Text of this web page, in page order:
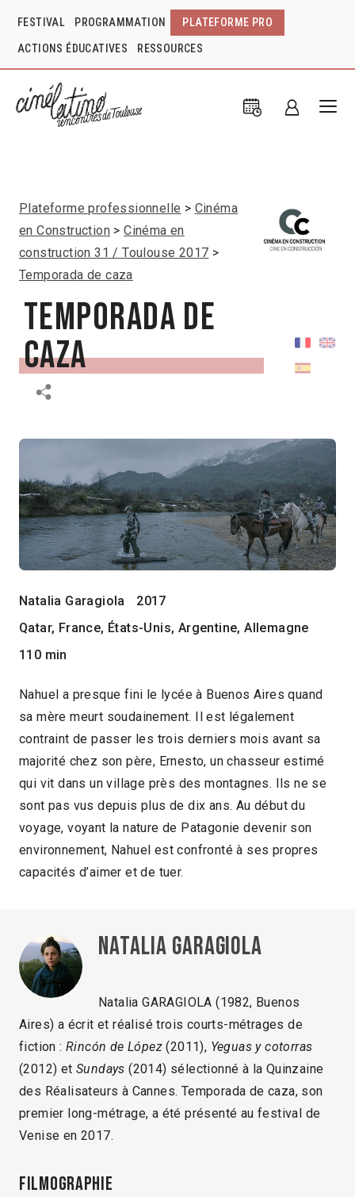
FESTIVAL PROGRAMMATION PLATEFORME PRO
ACTIONS ÉDUCATIVES RESSOURCES
Plateforme professionnelle
Cinéma
en Construction
Cinéma en
construction 31 / Toulouse 2017
Temporada de caza
Temporada de
caza
Natalia Garagiola
2017
Qatar, France, États-Unis, Argentine, Allemagne
110 min
Nahuel a presque fini le lycée à Buenos Aires quand
sa mère meurt soudainement. Il est légalement
contraint de passer les trois derniers mois avant sa
majorité chez son père, Ernesto, un chasseur estimé
qui vit dans un village près des montagnes. Ils ne se
sont pas vus depuis plus de dix ans. Au début du
voyage, voyant la nature de Patagonie devenir son
environnement, Nahuel est confronté à ses propres
capacités d’aimer et de tuer.
Natalia Garagiola
Natalia GARAGIOLA (1982, Buenos
Aires) a écrit et réalisé trois courts-métrages de
fiction :Rincón de López (2011), Yeguas y cotorras
(2012) etSundays (2014) sélectionné à la Quinzaine
des Réalisateurs à Cannes. Temporada de caza, son
premier long-métrage, a été présenté au festival de
Venise en 2017.
Filmographie